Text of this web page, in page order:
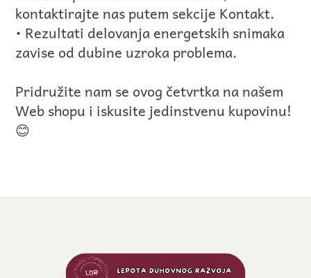
kontaktirajte nas putem sekcije Kontakt.
• Rezultati delovanja energetskih snimaka
zavise od dubine uzroka problema.
Pridružite nam se ovog četvrtka na našem
Web shopu i iskusite jedinstvenu kupovinu!
😊